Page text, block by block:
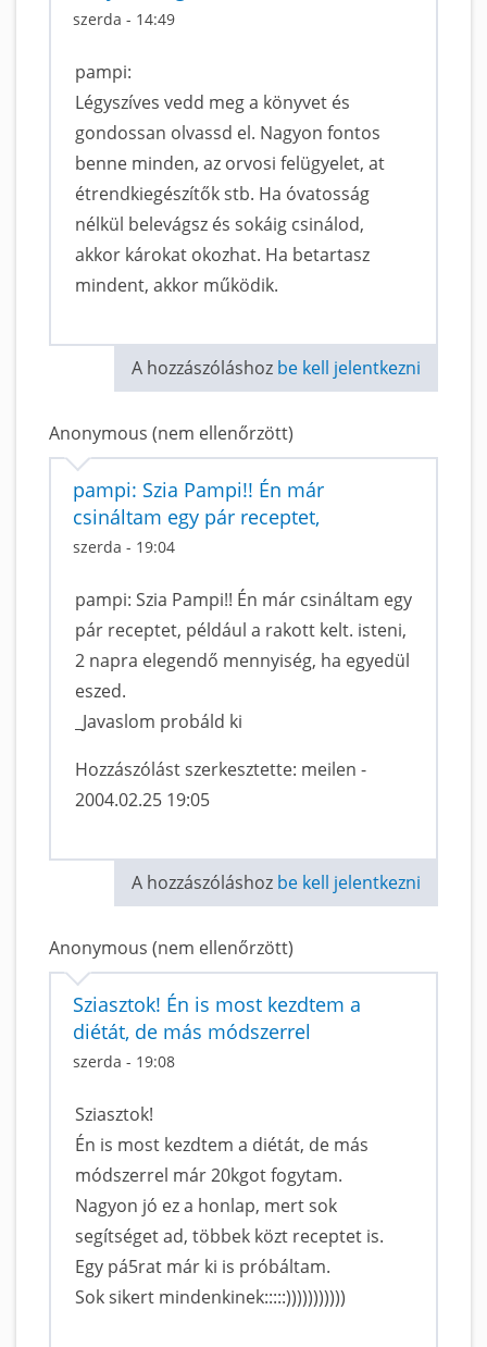
szerda - 14:49
pampi:
Légyszíves vedd meg a könyvet és
gondossan olvassd el. Nagyon fontos
benne minden, az orvosi felügyelet, at
étrendkiegészítők stb. Ha óvatosság
nélkül belevágsz és sokáig csinálod,
akkor károkat okozhat. Ha betartasz
mindent, akkor működik.
A hozzászóláshoz be kell jelentkezni
Anonymous (nem ellenőrzött)
pampi: Szia Pampi!! Én már
csináltam egy pár receptet,
szerda - 19:04
pampi: Szia Pampi!! Én már csináltam egy
pár receptet, például a rakott kelt. isteni,
2 napra elegendő mennyiség, ha egyedül
eszed.
_Javaslom probáld ki
Hozzászólást szerkesztette: meilen -
2004.02.25 19:05
A hozzászóláshoz be kell jelentkezni
Anonymous (nem ellenőrzött)
Sziasztok! Én is most kezdtem a
diétát, de más módszerrel
szerda - 19:08
Sziasztok!
Én is most kezdtem a diétát, de más
módszerrel már 20kgot fogytam.
Nagyon jó ez a honlap, mert sok
segítséget ad, többek közt receptet is.
Egy pá5rat már ki is próbáltam.
Sok sikert mindenkinek:::::)))))))))))